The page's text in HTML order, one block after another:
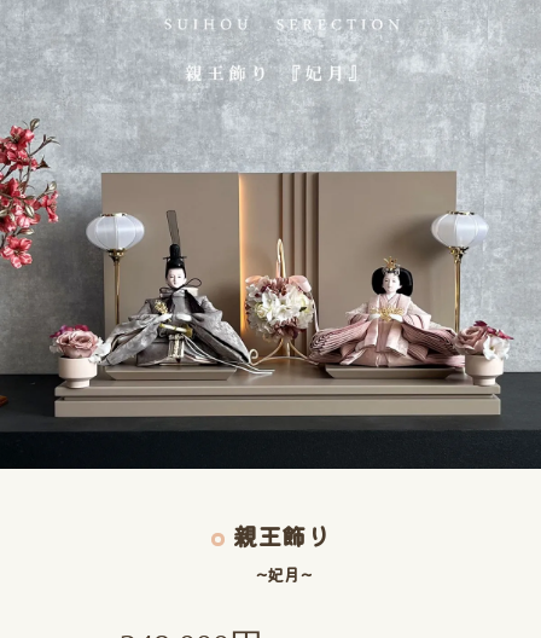
親王飾り
~妃月~